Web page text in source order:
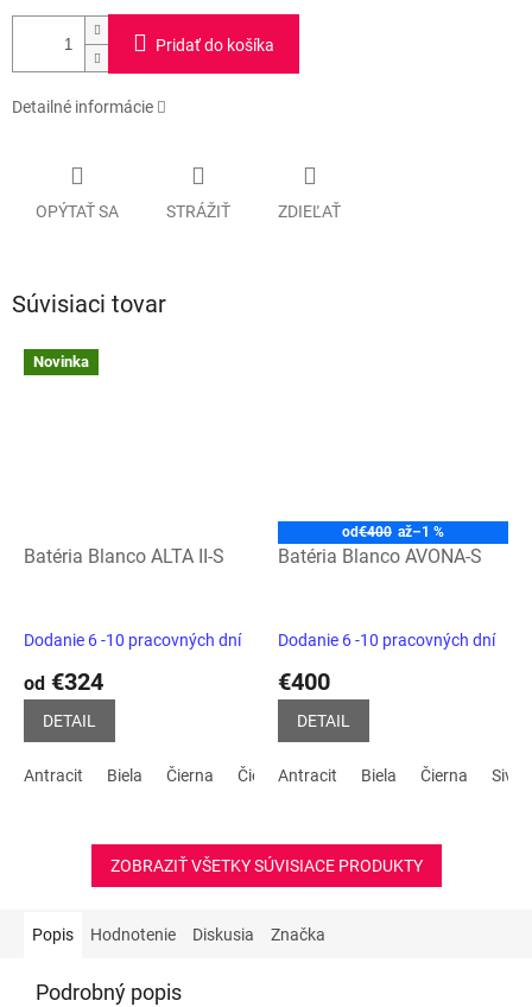
Pridať do košíka
Detailné informácie
OPÝTAŤ SA STRÁŽIŤ ZDIEĽAŤ
Súvisiaci tovar
Novinka
Batéria Blanco ALTA II-S
Dodanie 6 -10 pracovných dní
od €324
DETAIL
Antracit Biela Čierna Čierna matná Kávová Tartufo
od€400 až–1 %
Batéria Blanco AVONA-S
Dodanie 6 -10 pracovných dní
€400
DETAIL
Antracit Biela Čierna Sivá
ZOBRAZIŤ VŠETKY SÚVISIACE PRODUKTY
Popis Hodnotenie Diskusia Značka
Podrobný popis